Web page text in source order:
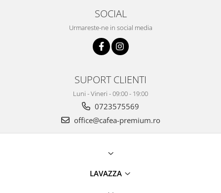
SOCIAL
Urmareste-ne in social media
SUPORT CLIENTI
Luni - Vineri - 09:00 - 19:00
0723575569
office@cafea-premium.ro
LAVAZZA